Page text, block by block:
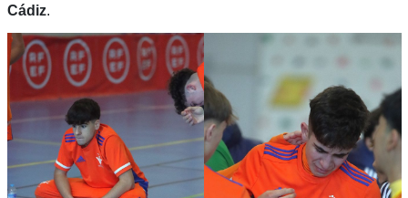
Cádiz.